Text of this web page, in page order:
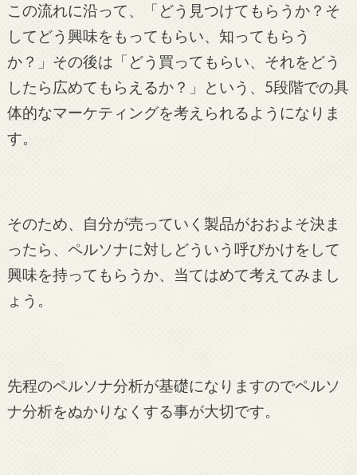
この流れに沿って、「どう見つけてもらうか？そ
してどう興味をもってもらい、知ってもらう
か？」その後は「どう買ってもらい、それをどう
したら広めてもらえるか？」という、5段階での具
体的なマーケティングを考えられるようになりま
す。
そのため、自分が売っていく製品がおおよそ決ま
ったら、ペルソナに対しどういう呼びかけをして
興味を持ってもらうか、当てはめて考えてみまし
ょう。
先程のペルソナ分析が基礎になりますのでペルソ
ナ分析をぬかりなくする事が大切です。